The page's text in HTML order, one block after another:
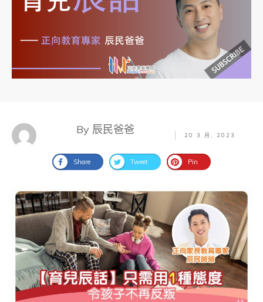
By 辰民爸爸 20 3 月, 2023
Share Tweet Pin